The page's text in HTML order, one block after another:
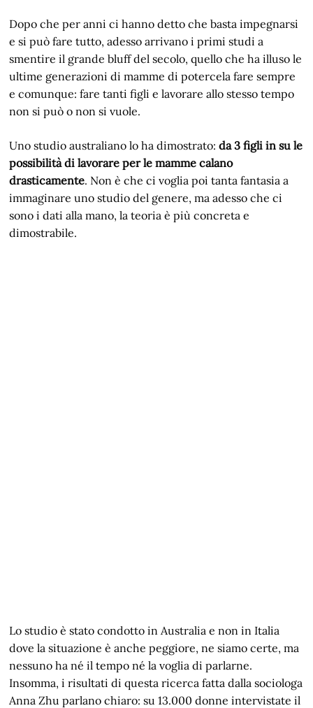
Dopo che per anni ci hanno detto che basta impegnarsi
e si può fare tutto, adesso arrivano i primi studi a
smentire il grande bluff del secolo, quello che ha illuso le
ultime generazioni di mamme di potercela fare sempre
e comunque: fare tanti figli e lavorare allo stesso tempo
non si può o non si vuole.
Uno studio australiano lo ha dimostrato:da 3 figli in su le
possibilità di lavorare per le mamme calano
drasticamente. Non è che ci voglia poi tanta fantasia a
immaginare uno studio del genere, ma adesso che ci
sono i dati alla mano, la teoria è più concreta e
dimostrabile.
Lo studio è stato condotto in Australia e non in Italia
dove la situazione è anche peggiore, ne siamo certe, ma
nessuno ha né il tempo né la voglia di parlarne.
Insomma, i risultati di questa ricerca fatta dalla sociologa
Anna Zhu parlano chiaro: su 13.000 donne intervistate il